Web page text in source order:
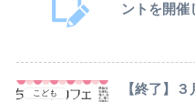
ントを開催
こども 【終了】